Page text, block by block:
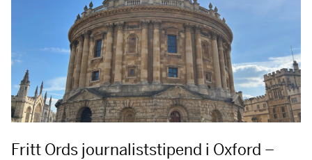
Fritt Ords journaliststipend i Oxford –